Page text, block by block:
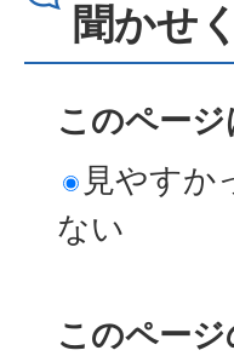
聞かせ
このペー
見やすか
ない
このペー